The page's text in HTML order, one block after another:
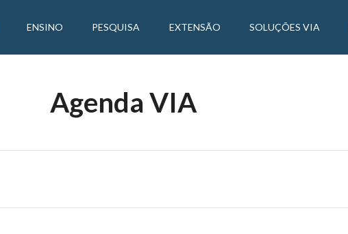
ENSINO PESQUISA EXTENSÃO SOLUÇÕES VIA
Agenda VIA